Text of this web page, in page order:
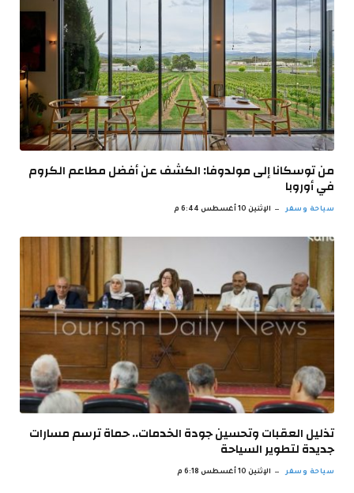
من توسكانا إلى مولدوفا: الكشف عن أفضل مطاعم الكروم
في أوروبا
سياحة وسفر الإثنين 10 أغسطس 6:44 م
تذليل العقبات وتحسين جودة الخدمات.. حماة ترسم مسارات
جديدة لتطوير السياحة
سياحة وسفر الإثنين 10 أغسطس 6:18 م